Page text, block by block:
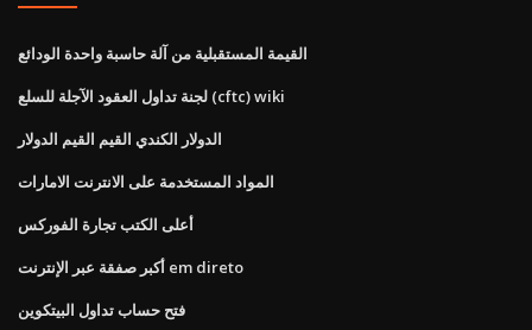
القيمة المستقبلية من آلة حاسبة واحدة الودائع
لجنة تداول العقود الآجلة للسلع (cftc) wiki
الدولار الكندي القيم القيم الدولار
المواد المستخدمة على الانترنت الامارات
أعلى الكتب تجارة الفوركس
أكبر صفقة عبر الإنترنت em direto
فتح حساب تداول البيتكوين